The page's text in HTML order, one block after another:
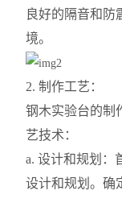
良好的隔音和防
境。
2. 制作工艺：
钢木实验台的制
艺技术：
a. 设计和规划：
设计和规划。确